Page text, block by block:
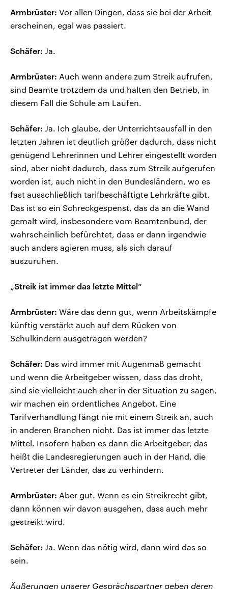
Armbrüster: Vor allen Dingen, dass sie bei der Arbeit
erscheinen, egal was passiert.
Schäfer: Ja.
Armbrüster: Auch wenn andere zum Streik aufrufen,
sind Beamte trotzdem da und halten den Betrieb, in
diesem Fall die Schule am Laufen.
Schäfer: Ja. Ich glaube, der Unterrichtsausfall in den
letzten Jahren ist deutlich größer dadurch, dass nicht
genügend Lehrerinnen und Lehrer eingestellt worden
sind, aber nicht dadurch, dass zum Streik aufgerufen
worden ist, auch nicht in den Bundesländern, wo es
fast ausschließlich tarifbeschäftigte Lehrkräfte gibt.
Das ist so ein Schreckgespenst, das da an die Wand
gemalt wird, insbesondere vom Beamtenbund, der
wahrscheinlich befürchtet, dass er dann irgendwie
auch anders agieren muss, als sich darauf
auszuruhen.
„Streik ist immer das letzte Mittel“
Armbrüster: Wäre das denn gut, wenn Arbeitskämpfe
künftig verstärkt auch auf dem Rücken von
Schulkindern ausgetragen werden?
Schäfer: Das wird immer mit Augenmaß gemacht
und wenn die Arbeitgeber wissen, dass das droht,
sind sie vielleicht auch eher in der Situation zu sagen,
wir machen ein ordentliches Angebot. Eine
Tarifverhandlung fängt nie mit einem Streik an, auch
in anderen Branchen nicht. Das ist immer das letzte
Mittel. Insofern haben es dann die Arbeitgeber, das
heißt die Landesregierungen auch in der Hand, die
Vertreter der Länder, das zu verhindern.
Armbrüster: Aber gut. Wenn es ein Streikrecht gibt,
dann können wir davon ausgehen, dass auch mehr
gestreikt wird.
Schäfer: Ja. Wenn das nötig wird, dann wird das so
sein.
Äußerungen unserer Gesprächspartner geben deren